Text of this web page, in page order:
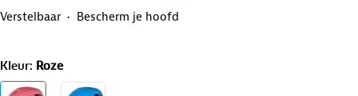
Verstelbaar Bescherm je hoofd
Kleur: Roze